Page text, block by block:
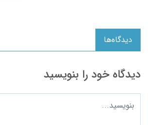
دیدگاه‌ها
دیدگاه خود را بنویسید